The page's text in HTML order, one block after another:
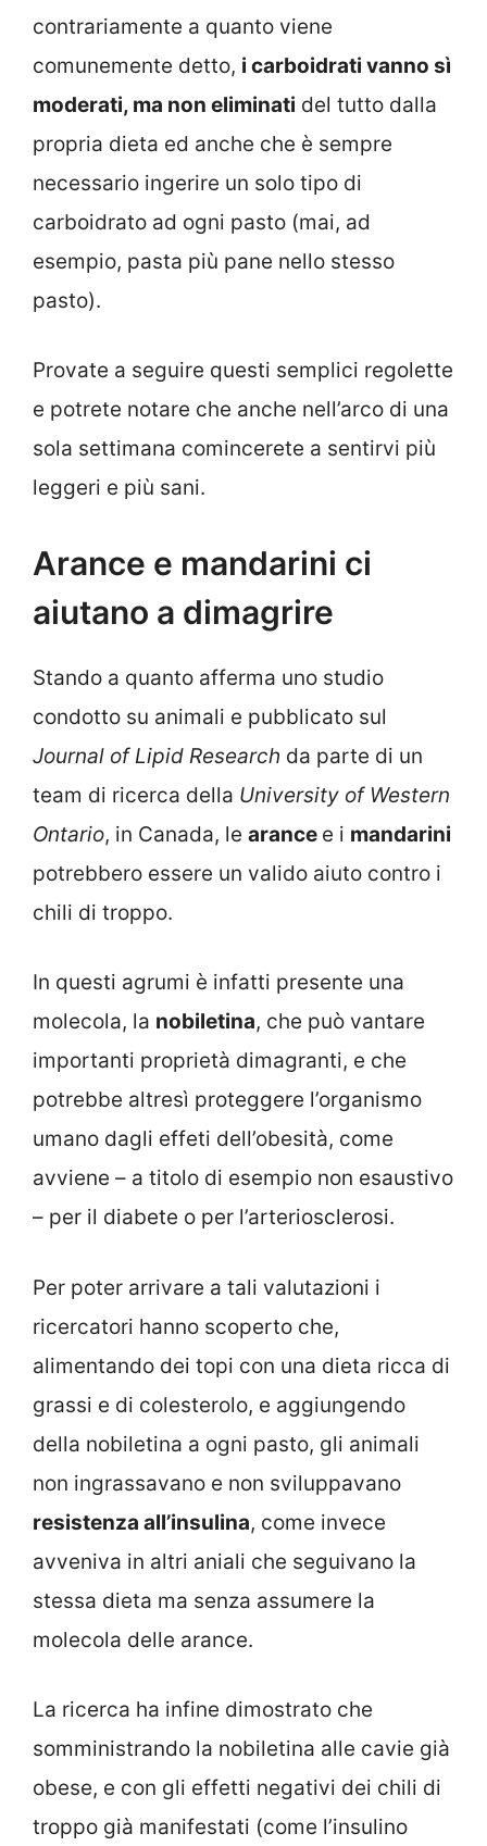
contrariamente a quanto viene
comunemente detto, i carboidrati vanno sì
moderati, ma non eliminati del tutto dalla
propria dieta ed anche che è sempre
necessario ingerire un solo tipo di
carboidrato ad ogni pasto (mai, ad
esempio, pasta più pane nello stesso
pasto).
Provate a seguire questi semplici regolette
e potrete notare che anche nell’arco di una
sola settimana comincerete a sentirvi più
leggeri e più sani.
Arance e mandarini ci
aiutano a dimagrire
Stando a quanto afferma uno studio
condotto su animali e pubblicato sul
Journal of Lipid Research da parte di un
team di ricerca della University of Western
Ontario, in Canada, le arance e i mandarini
potrebbero essere un valido aiuto contro i
chili di troppo.
In questi agrumi è infatti presente una
molecola, la nobiletina, che può vantare
importanti proprietà dimagranti, e che
potrebbe altresì proteggere l’organismo
umano dagli effeti dell’obesità, come
avviene – a titolo di esempio non esaustivo
– per il diabete o per l’arteriosclerosi.
Per poter arrivare a tali valutazioni i
ricercatori hanno scoperto che,
alimentando dei topi con una dieta ricca di
grassi e di colesterolo, e aggiungendo
della nobiletina a ogni pasto, gli animali
non ingrassavano e non sviluppavano
resistenza all’insulina, come invece
avveniva in altri aniali che seguivano la
stessa dieta ma senza assumere la
molecola delle arance.
La ricerca ha infine dimostrato che
somministrando la nobiletina alle cavie già
obese, e con gli effetti negativi dei chili di
troppo già manifestati (come l’insulino